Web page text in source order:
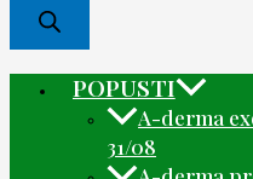
POPUSTI
A-derma
31/08